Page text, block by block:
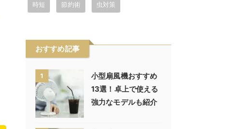
時短 節約術 虫対策
おすすめ記事
1
小型扇風機おすすめ
13選！卓上で使える
強力なモデルも紹介